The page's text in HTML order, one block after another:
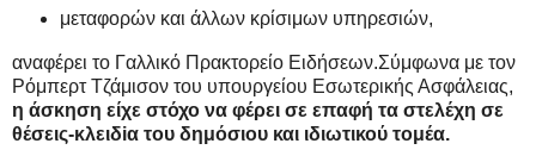
μεταφορών και άλλων κρίσιμων υπηρεσιών,
αναφέρει το Γαλλικό Πρακτορείο Ειδήσεων.Σύμφωνα με τον
Ρόμπερτ Τζάμισον του υπουργείου Εσωτερικής Ασφάλειας,
η άσκηση είχε στόχο να φέρει σε επαφή τα στελέχη σε
θέσεις-κλειδiα του δημόσιου και ιδιωτικού τομέα.